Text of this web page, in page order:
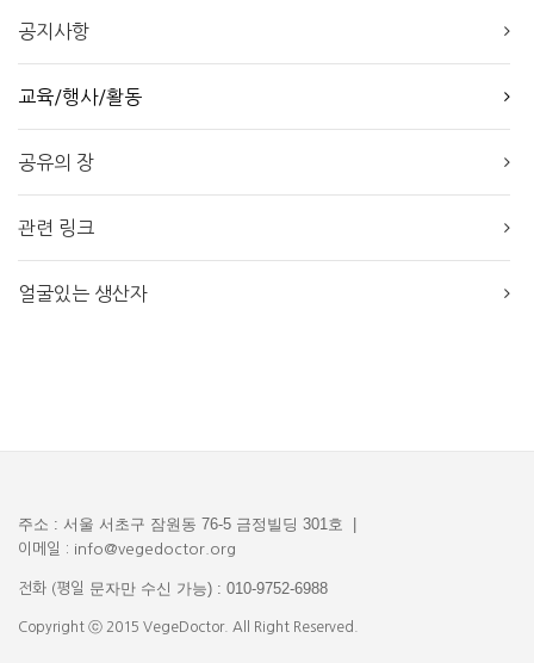
공지사항
교육/행사/활동
공유의 장
관련 링크
얼굴있는 생산자
주소 : 서울 서초구 잠원동 76-5 금정빌딩 301호 |
이메일 : info@vegedoctor.org
전화 (평일 문자만 수신 가능) : 010-9752-6988
Copyright ⓒ 2015 VegeDoctor. All Right Reserved.